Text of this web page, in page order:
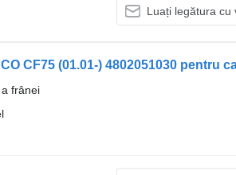
Luați legătura cu
frânei